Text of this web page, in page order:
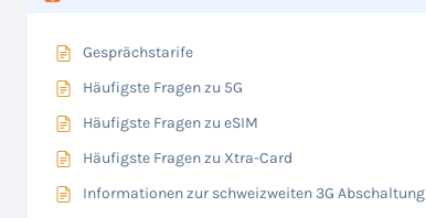
Gesprächstarife
Häufigste Fragen zu 5G
Häufigste Fragen zu eSIM
Häufigste Fragen zu Xtra-Card
Informationen zur schweizweiten 3G Abschaltung